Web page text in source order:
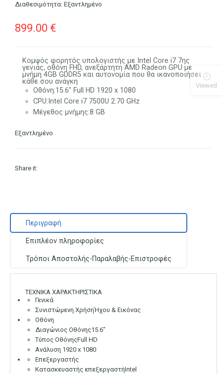
Διαθεσιμότητα:Εξαντλημένο
899.00 €
Κομψός φορητός υπολογιστής με Intel Core i7 7ης
γενιάς, οθόνη FHD, ανεξάρτητη AMD Radeon GPU με
μνήμη 4GB GDDR5 και αυτονομία που θα ικανοποιήσει
κάθε σου ανάγκη
Οθόνη:15.6″ Full HD 1920 x 1080
CPU: Intel Core i7 7500U 2.70 GHz
Μέγεθος μνήμης:8 GB
Εξαντλημένο
Share it:
Περιγραφή
Επιπλέον πληροφορίες
Τρόποι Αποστολής-Παραλαβής-Επιστροφές
ΤΕΧΝΙΚΑ ΧΑΡΑΚΤΗΡΙΣΤΙΚΑ
Γενικά
Συνιστώμενη ΧρήσηΉχου & Εικόνας
Οθόνη
Διαγώνιος Οθόνης15.6″
Τύπος ΟθόνηςFull HD
Ανάλυση 1920 x 1080
Επεξεργαστής
Κατασκευαστής επεξεργαστήIntel
Viewed